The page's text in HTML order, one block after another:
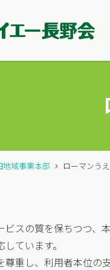
地域事業本部 ローマンう
ビスの質を保ちつつ、
ています。
重し、利用者本位の